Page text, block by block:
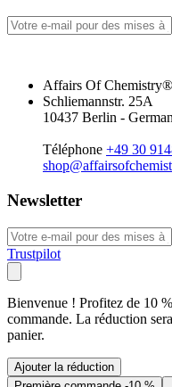
Affairs Of Chemistry®
Schliemannstr. 25A
10437 Berlin -
Téléphone +49 30
Newsletter
Trustpilot
Bienvenue ! Profitez de 10
commande. La réduction
panier.
Ajouter la réduction